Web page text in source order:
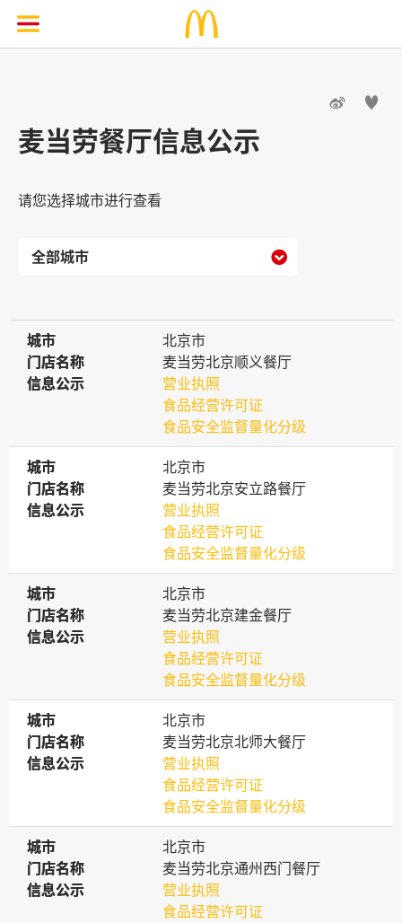
 
麦当劳餐厅信息公示
请您选择城市进行查看

城市
城市
北京市
门店名称
门店名称
麦当劳北京顺义餐厅
信息公示
信息公示
营业执照
食品经营许可证
食品安全监督量化分级
城市
城市
北京市
门店名称
门店名称
麦当劳北京安立路餐厅
信息公示
信息公示
营业执照
食品经营许可证
食品安全监督量化分级
城市
城市
北京市
门店名称
门店名称
麦当劳北京建金餐厅
信息公示
信息公示
营业执照
食品经营许可证
食品安全监督量化分级
城市
城市
北京市
门店名称
门店名称
麦当劳北京北师大餐厅
信息公示
信息公示
营业执照
食品经营许可证
食品安全监督量化分级
城市
城市
北京市
门店名称
门店名称
麦当劳北京通州西门餐厅
信息公示
信息公示
营业执照
食品经营许可证